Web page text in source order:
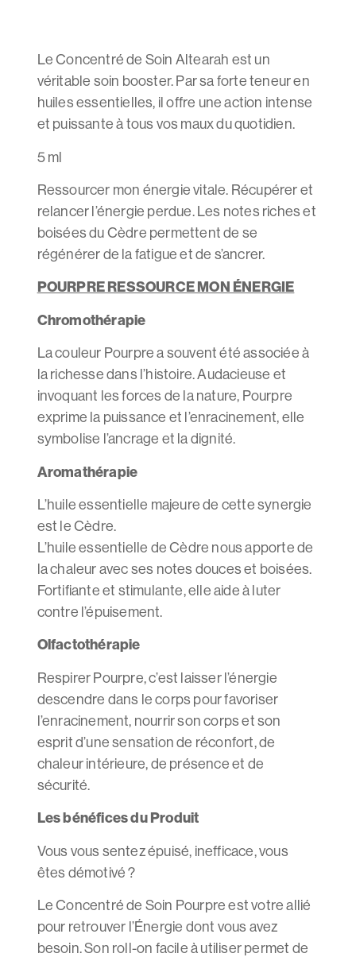
Le Concentré de Soin Altearah est un
véritable soin booster. Par sa forte teneur en
huiles essentielles, il offre une action intense
et puissante à tous vos maux du quotidien.
5 ml
Ressourcer mon énergie vitale. Récupérer et
relancer l’énergie perdue. Les notes riches et
boisées du Cèdre permettent de se
régénérer de la fatigue et de s’ancrer.
POURPRE RESSOURCE MON ÉNERGIE
Chromothérapie
La couleur Pourpre a souvent été associée à
la richesse dans l’histoire. Audacieuse et
invoquant les forces de la nature, Pourpre
exprime la puissance et l’enracinement, elle
symbolise l’ancrage et la dignité.
Aromathérapie
L’huile essentielle majeure de cette synergie
est le Cèdre.
L’huile essentielle de Cèdre nous apporte de
la chaleur avec ses notes douces et boisées.
Fortifiante et stimulante, elle aide à luter
contre l’épuisement.
Olfactothérapie
Respirer Pourpre, c’est laisser l’énergie
descendre dans le corps pour favoriser
l’enracinement, nourrir son corps et son
esprit d’une sensation de réconfort, de
chaleur intérieure, de présence et de
sécurité.
Les bénéfices du Produit
Vous vous sentez épuisé, inefficace, vous
êtes démotivé ?
Le Concentré de Soin Pourpre est votre allié
pour retrouver l’Énergie dont vous avez
besoin. Son roll-on facile à utiliser permet de